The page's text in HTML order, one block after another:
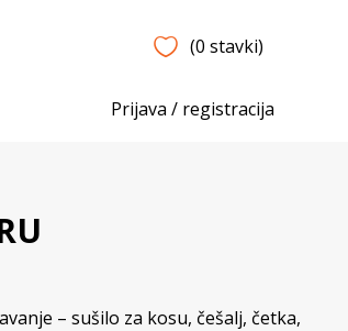
(0 stavki)
Prijava / registracija
– sušilo za kosu, češalj, četka,